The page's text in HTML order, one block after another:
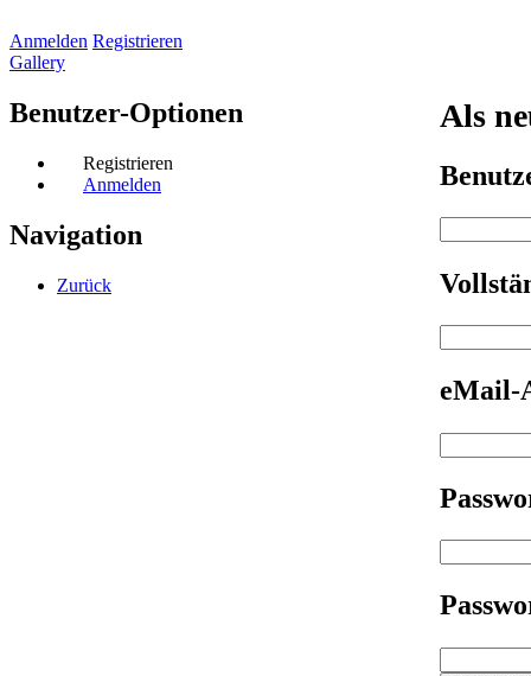
Anmelden Registrieren
Gallery
Benutzer-Optionen
Registrieren
Anmelden
Navigation
Zurück
Als
eMail-